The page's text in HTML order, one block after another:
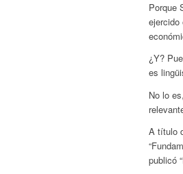
Porque
ejercido
¿Y?
es
No lo
A título
publicó